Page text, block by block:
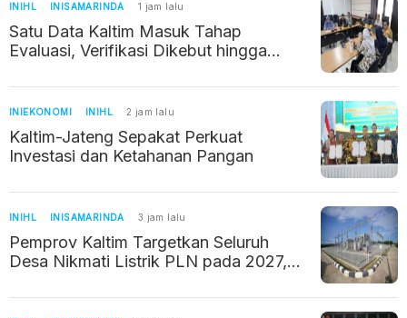
INIHL INISAMARINDA 1 jam lalu
Satu Data Kaltim Masuk Tahap
Evaluasi, Verifikasi Dikebut hingga
INIEKONOMI INIHL 2 jam lalu
Kaltim-Jateng Sepakat Perkuat
Investasi dan Ketahanan Pangan
INIHL INISAMARINDA 3 jam lalu
Pemprov Kaltim Targetkan Seluruh
Desa Nikmati Listrik PLN pada 2027,